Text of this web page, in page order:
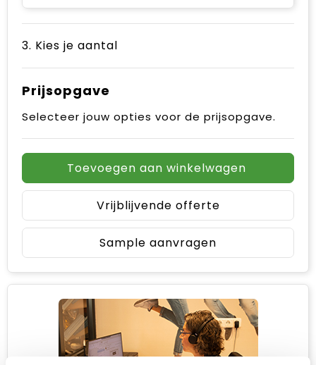
3. Kies je aantal
Prijsopgave
Selecteer jouw opties voor de prijsopgave.
Toevoegen aan winkelwagen
Vrijblijvende offerte
Sample aanvragen